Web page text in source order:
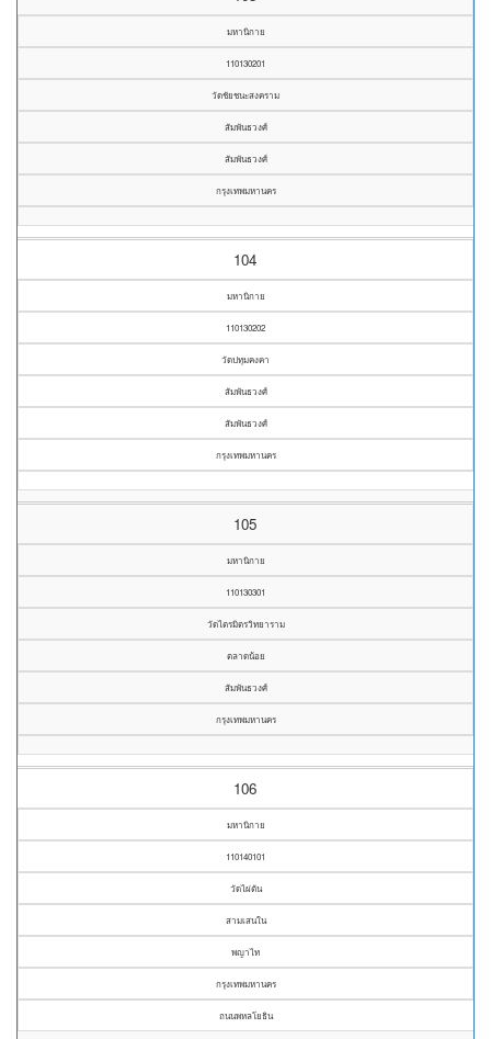
มหานิกาย
110130201
วัดชัยชนะสงคราม
สัมพันธวงศ์
สัมพันธวงศ์
กรุงเทพมหานคร
104
มหานิกาย
110130202
วัดปทุมคงคา
สัมพันธวงศ์
สัมพันธวงศ์
กรุงเทพมหานคร
105
มหานิกาย
110130301
วัดไตรมิตรวิทยาราม
ตลาดน้อย
สัมพันธวงศ์
กรุงเทพมหานคร
106
มหานิกาย
110140101
วัดไผ่ตัน
สามเสนใน
พญาไท
กรุงเทพมหานคร
ถนนพหลโยธิน